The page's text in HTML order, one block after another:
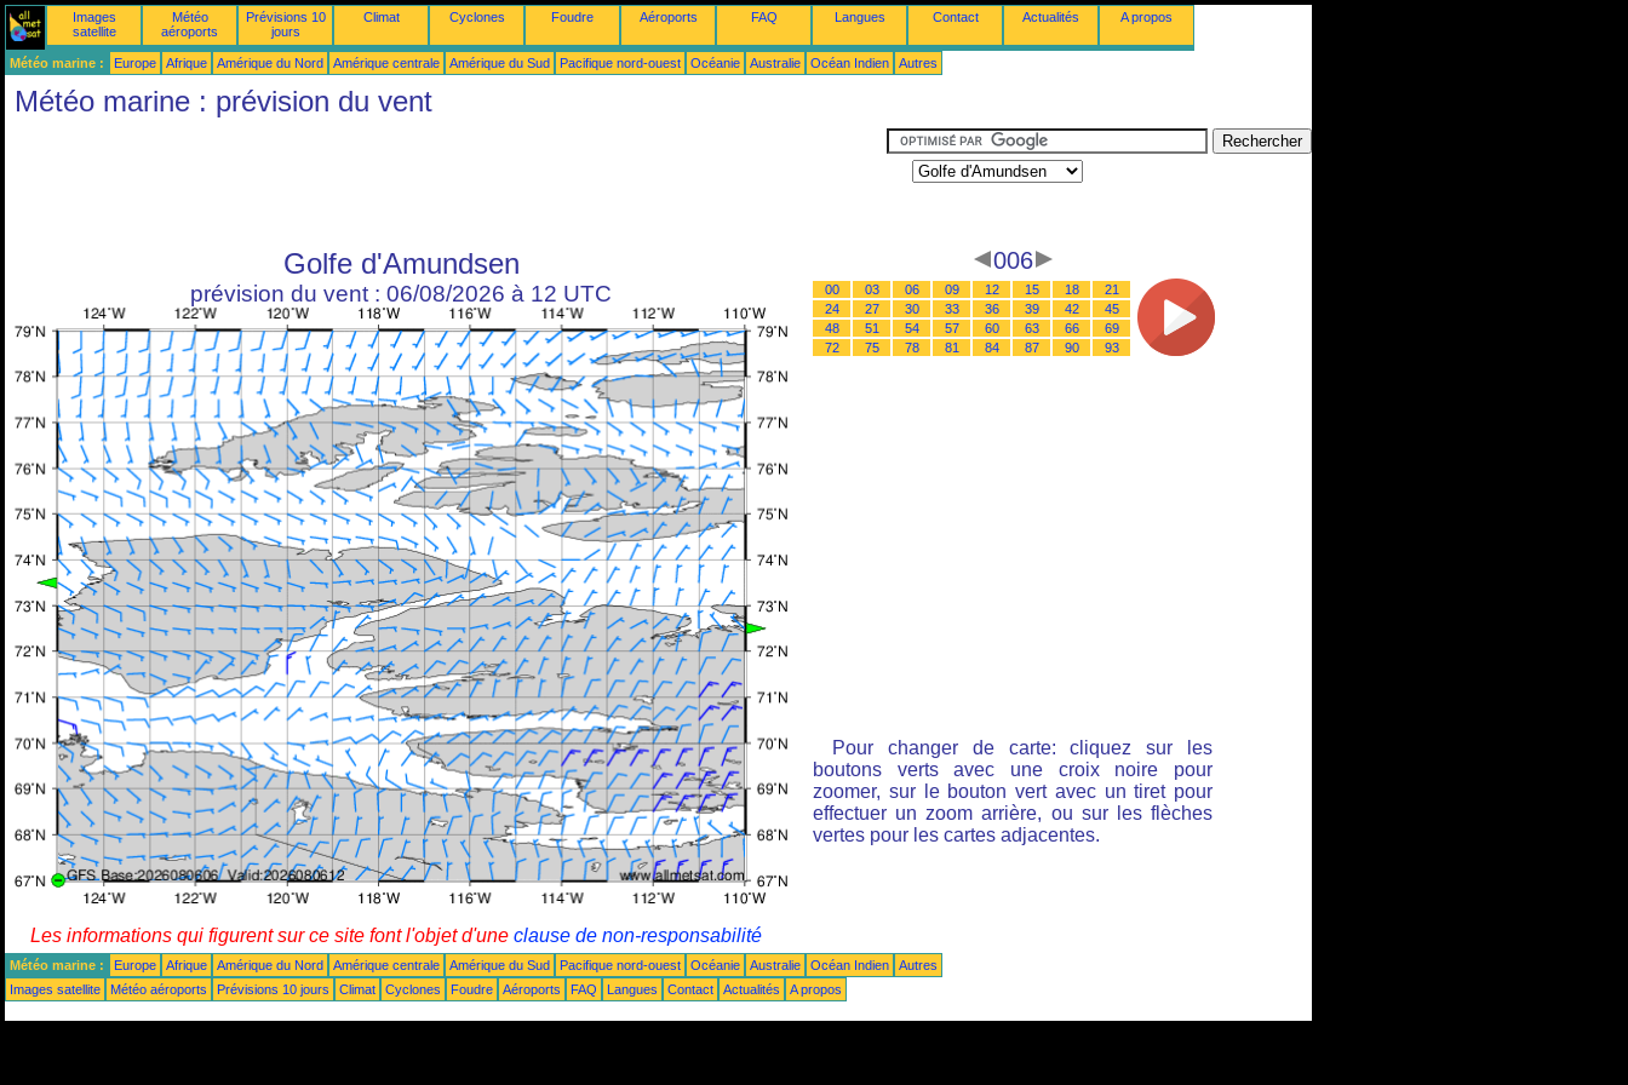
Images
satellite
Météo
aéroports
Prévisions 10
jours
Climat Cyclones Foudre Aéroports FAQ Langues Contact Actualités A propos
Météo marine : Europe Afrique Amérique du Nord Amérique centrale Amérique du Sud Pacifique nord-ouest Océanie Australie Océan Indien Autres
Météo marine : prévision du vent
Golfe d'Amundsen
prévision du vent : 06/08/2026 à 12 UTC
006
00 03 06 09 12 15 18
21
24
27 30 33 36 39 42
45
48
51 54 57 60 63 66
69
72
75 78 81 84 87 90 93
Pour changer de carte: cliquez sur les
boutons verts avec une croix noire pour
zoomer, sur le bouton vert avec un tiret pour
effectuer un zoom arrière, ou sur les flèches
vertes pour les cartes adjacentes.
Les informations qui figurent sur ce site font l'objet d'une clause de non-responsabilité
Météo marine : Europe Afrique Amérique du Nord Amérique centrale Amérique du Sud Pacifique nord-ouest Océanie Australie Océan Indien
Autres
Images satellite
Météo aéroports Prévisions 10 jours Climat Cyclones Foudre Aéroports FAQ Langues Contact Actualités A propos